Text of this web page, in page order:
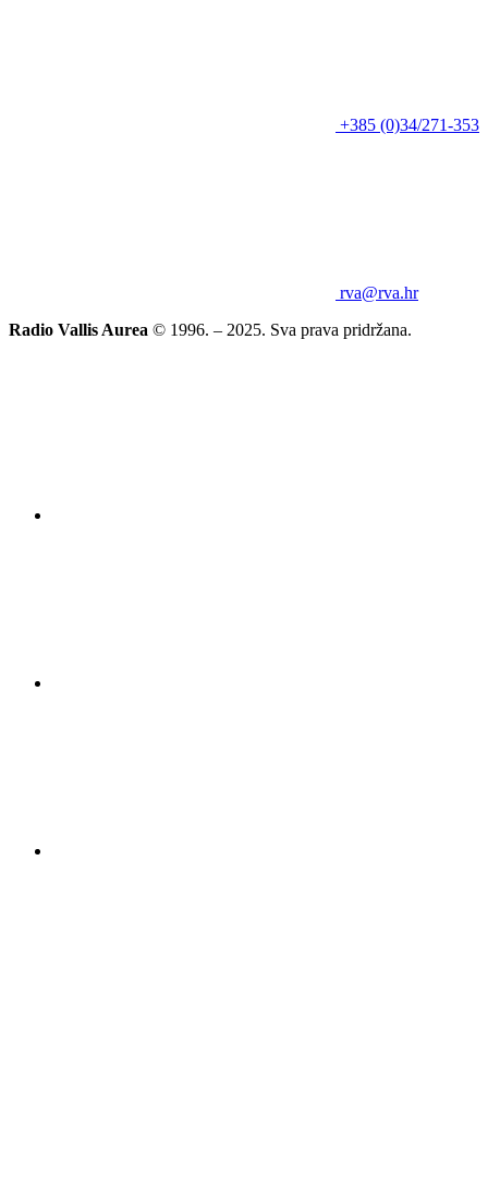
+385 (0)34/271-353
rva@rva.hr
Radio Vallis Aurea © 1996. – 2025. Sva prava pridržana.